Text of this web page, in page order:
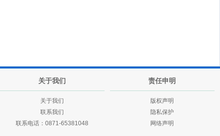
关于我们
关于我们
联系我们
联系电话：0871-65381048
责任申明
版权声明
隐私保护
网络声明